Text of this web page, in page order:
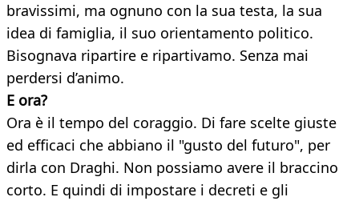
bravissimi, ma ognuno con la sua testa, la sua
idea di famiglia, il suo orientamento politico.
Bisognava ripartire e ripartivamo. Senza mai
perdersi d’animo.
E ora?
Ora è il tempo del coraggio. Di fare scelte giuste
ed efficaci che abbiano il "gusto del futuro", per
dirla con Draghi. Non possiamo avere il braccino
corto. E quindi di impostare i decreti e gli